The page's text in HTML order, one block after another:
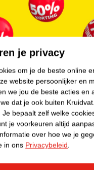
Alle Maaltijdrepen
je privacy
om je de beste online
website persoonlijker en
we jou de beste acties en
dat je ook buiten
Je bepaalt zelf welke
je voorkeuren altijd
over hoe we je
in ons Privacybeleid.